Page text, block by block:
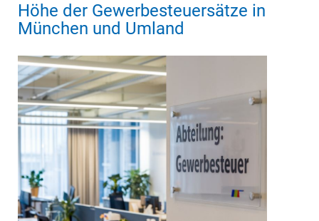
Höhe der Gewerbesteuersätze in
München und Umland